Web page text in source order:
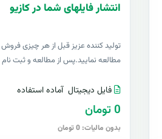
انتشار فایلهای شما در کازیو
توليد کننده عزيز قبل از هر چیزی فروش
مطالعه نمایید.پس از مطالعه و ثبت
فایل دیجیتال آماده استفاده
0 تومان
بدون مالیات: 0 تومان